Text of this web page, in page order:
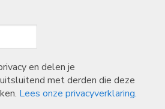
en delen je
met derden die deze
Lees onze privacyverklaring.